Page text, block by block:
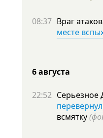
08:37 Враг
месте
6 августа
22:52 Серьезное
всмятку